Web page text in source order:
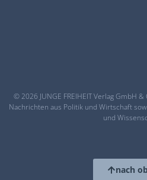
© 2026 JUNGE FREIHEIT Verlag GmbH
Nachrichten aus Politik und Wirtschaft
und
nach